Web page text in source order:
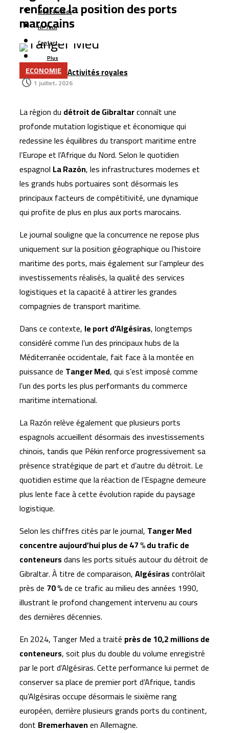
Boulemane : un projet de 251 MDH pour sécuriser
l’approvisionnement en eau potable
Six jeunes Marocains décrochent la 2ᵉ place mondiale
dans une compétition internationale de recherche
mathématique
1,5 milliard d’euros
Nador West Med se prépare au lancement de ses
premières opérations commerciales
Tanger : l’aéroport Ibn Battouta prépare son
changement d’échelle
MCG24 Hebdo
Hi-Tech
Contact
Plus
Activités royales
renforce la position des ports
marocains
ECONOMIE
1 juillet، 2026
La région du détroit de Gibraltarconnaît une
profonde mutation logistique et économique qui
redessine les équilibres du transport maritime entre
l’Europe et l’Afrique du Nord. Selon le quotidien
espagnol La Razón, les infrastructures modernes et
les grands hubs portuaires sont désormais les
principaux facteurs de compétitivité, une dynamique
qui profite de plus en plus aux ports marocains.
Le journal souligne que la concurrence ne repose plus
uniquement sur la position géographique ou l’histoire
maritime des ports, mais également sur l’ampleur des
investissements réalisés, la qualité des services
logistiques et la capacité à attirer les grandes
compagnies de transport maritime.
Dans ce contexte, le port d’Algésiras, longtemps
considéré comme l’un des principaux hubs de la
Méditerranée occidentale, fait face à la montée en
puissance de Tanger Med, qui s’est imposé comme
l’un des ports les plus performants du commerce
maritime international.
La Razón relève également que plusieurs ports
espagnols accueillent désormais des investissements
chinois, tandis que Pékin renforce progressivement sa
présence stratégique de part et d’autre du détroit. Le
quotidien estime que la réaction de l’Espagne demeure
plus lente face à cette évolution rapide du paysage
logistique.
Selon les chiffres cités par le journal, Tanger Med
concentre aujourd’hui plus de 47 % du trafic de
conteneursdans les ports situés autour du détroit de
Gibraltar. À titre de comparaison,Algésirascontrôlait
près de 70 %de ce trafic au milieu des années 1990,
illustrant le profond changement intervenu au cours
des dernières décennies.
En 2024, Tanger Med a traité près de 10,2 millions de
conteneurs, soit plus du double du volume enregistré
par le port d’Algésiras. Cette performance lui permet de
conserver sa place de premier port d’Afrique, tandis
qu’Algésiras occupe désormais le sixième rang
européen, derrière plusieurs grands ports du continent,
dont Bremerhavenen Allemagne.